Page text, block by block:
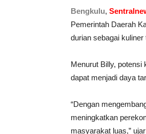
Bengkulu,
Pemerintah Daerah
durian sebagai kuliner
Menurut Billy, potensi
dapat menjadi daya
“Dengan
meningkatkan
masyarakat luas,”